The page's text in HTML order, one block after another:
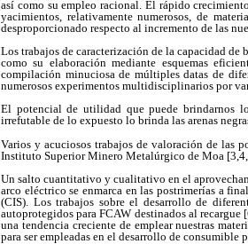
así como su empleo racional. El rápido
yacimientos, relativamente numerosos, de
desproporcionado respecto al incremento de las
Los trabajos de caracterización de la capacidad de
como su elaboración mediante esquemas
compilación minuciosa de múltiples datas de
numerosos experimentos multidisciplinarios por
El potencial de utilidad que puede brindarnos
irrefutable de lo expuesto lo brinda las arenas
Varios y acuciosos trabajos de valoración de las
Instituto Superior Minero Metalúrgico de Moa
Un salto cuantitativo y cualitativo en el
arco eléctrico se enmarca en las postrimerías a
(CIS). Los trabajos sobre el desarrollo de
autoprotegidos para FCAW destinados al
una tendencia creciente de emplear nuestras
para ser empleadas en el desarrollo de